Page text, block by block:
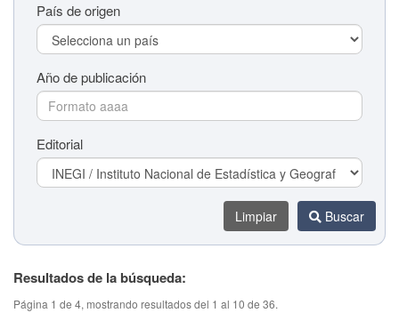
País de origen
Año de publicación
Editorial
Limpiar Buscar
Título del tema (colaboración)
Resultados de la búsqueda:
Página 1 de 4, mostrando resultados del 1 al 10 de 36.